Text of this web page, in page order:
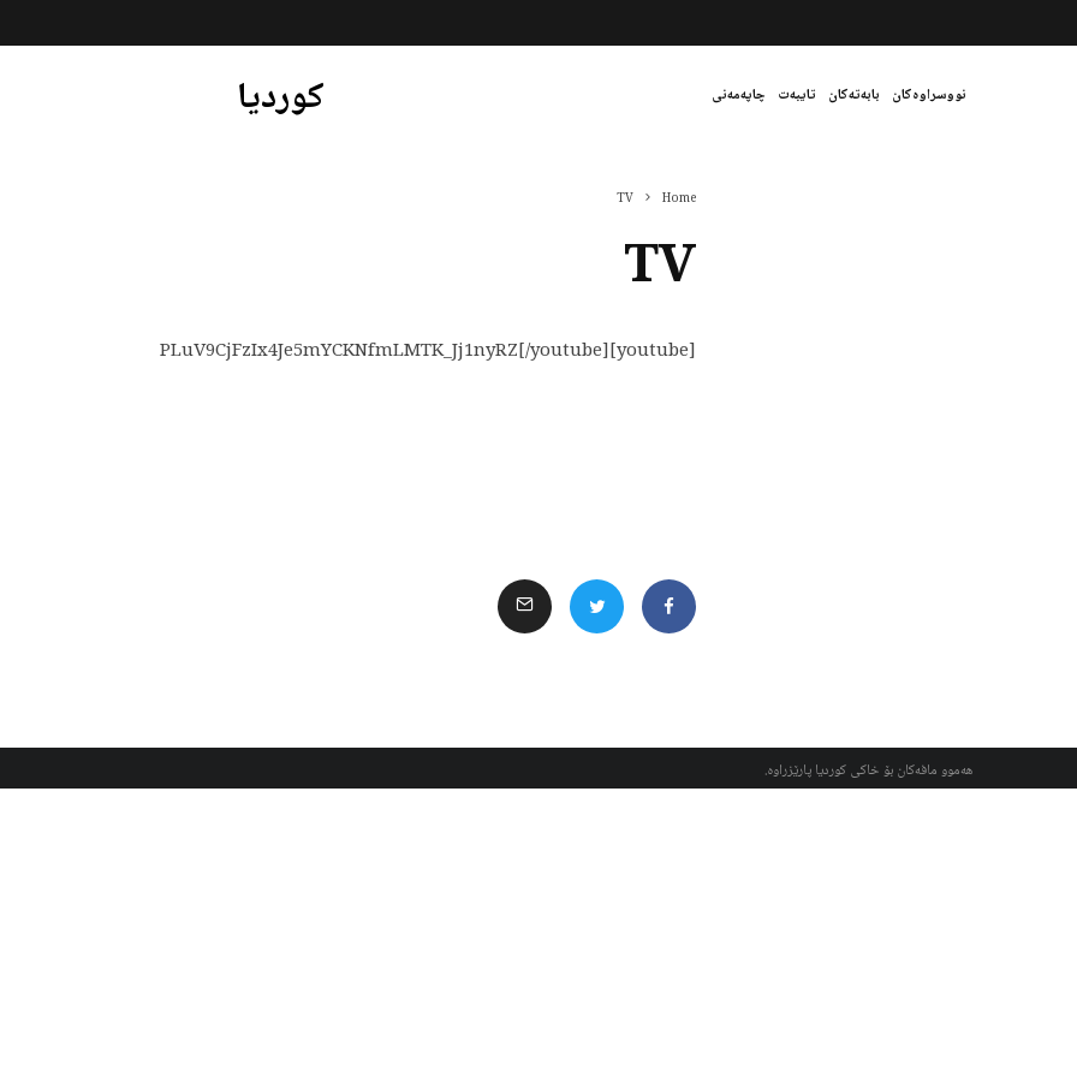
نووسراوەکان بابەتەکان تایبەت چاپەمەنی کوردیا
Home
TV
TV
[youtube]PLuV9CjFzIx4Je5mYCKNfmLMTK_Jj1nyRZ[/youtube]
هەموو مافەکان بۆ خاکی کوردیا پارێزراوە.